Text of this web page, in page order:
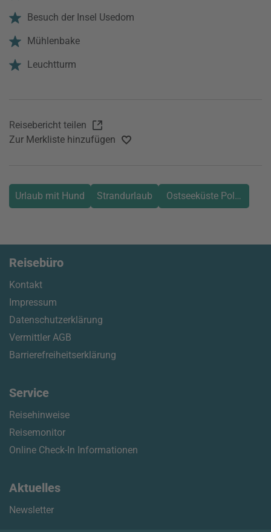
Besuch der Insel Usedom
Mühlenbake
Leuchtturm
Reisebericht teilen
Zur Merkliste hinzufügen
Urlaub mit Hund Strandurlaub Ostseeküste Polens
Reisebüro
Kontakt
Impressum
Datenschutzerklärung
Vermittler AGB
Barrierefreiheitserklärung
Service
Reisehinweise
Reisemonitor
Online Check-In Informationen
Aktuelles
Newsletter